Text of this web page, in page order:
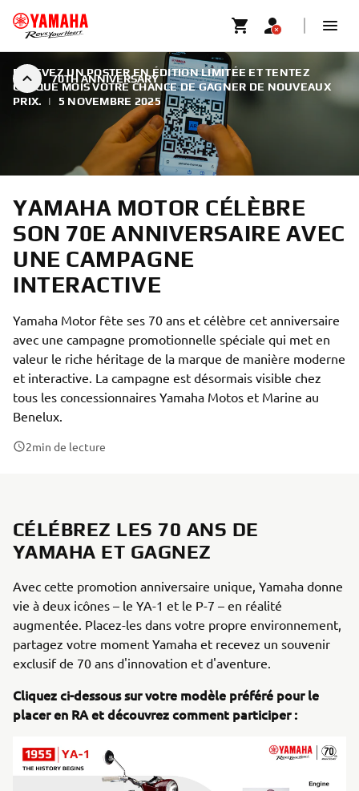
70TH ANNIVERSARY
RECEVEZ UN POSTER EN ÉDITION LIMITÉE ET TENTEZ
CHAQUE MOIS VOTRE CHANCE DE GAGNER DE NOUVEAUX
PRIX.
| 5 NOVEMBRE 2025
YAMAHA MOTOR CÉLÈBRE
SON 70E ANNIVERSAIRE AVEC
UNE CAMPAGNE
INTERACTIVE
Yamaha Motor fête ses 70 ans et célèbre cet anniversaire
avec une campagne promotionnelle spéciale qui met en
valeur le riche héritage de la marque de manière moderne
et interactive. La campagne est désormais visible chez
tous les concessionnaires Yamaha Motos et Marine au
Benelux.
2min de lecture
CÉLÉBREZ LES 70 ANS DE
YAMAHA ET GAGNEZ
Avec cette promotion anniversaire unique, Yamaha donne
vie à deux icônes – le YA-1 et le P-7 – en réalité
augmentée. Placez-les dans votre propre environnement,
partagez votre moment Yamaha et recevez un souvenir
exclusif de 70 ans d'innovation et d'aventure.
Cliquez ci-dessous sur votre modèle préféré pour le
placer en RA et découvrez comment participer :